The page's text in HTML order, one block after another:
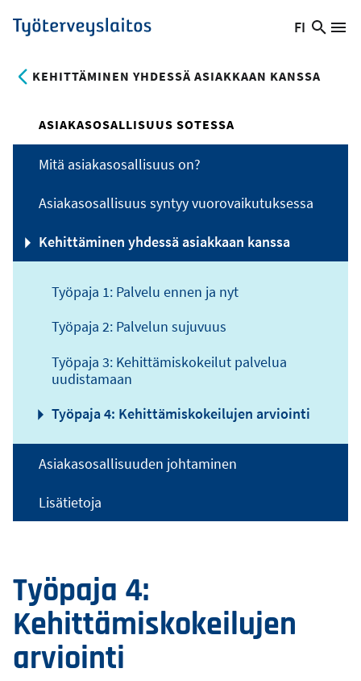
Hyppää
pääsisältöön
Työterveyslaitos
Vaihda
nykyinen
kieli:
FI
Hae
KEHITTÄMINEN YHDESSÄ ASIAKKAAN KANSSA
Työpaja 4:
Kehittämiskokeilujen
arviointi
ASIAKASOSALLISUUS SOTESSA
Mitä asiakasosallisuus on?
Asiakasosallisuus syntyy vuorovaikutuksessa
Kehittäminen yhdessä asiakkaan kanssa
Työpaja 1: Palvelu ennen ja nyt
Työpaja 2: Palvelun sujuvuus
Työpaja 3: Kehittämiskokeilut palvelua
uudistamaan
Työpaja 4: Kehittämiskokeilujen arviointi
Asiakasosallisuuden johtaminen
Lisätietoja